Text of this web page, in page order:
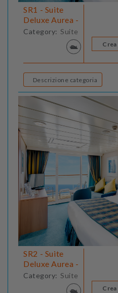
SR1 - Suite
Deluxe Aurea -
Category: Suite
Descrizione categoria
SR2 - Suite
Deluxe Aurea -
Category: Suite